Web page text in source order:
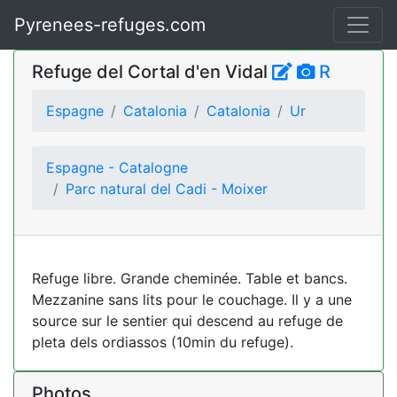
Pyrenees-refuges.com
Refuge del Cortal d'en Vidal R
Espagne Catalonia Catalonia Ur
Espagne - Catalogne
Parc natural del Cadi - Moixer
Refuge libre. Grande cheminée. Table et bancs.
Mezzanine sans lits pour le couchage. Il y a une
source sur le sentier qui descend au refuge de
pleta dels ordiassos (10min du refuge).